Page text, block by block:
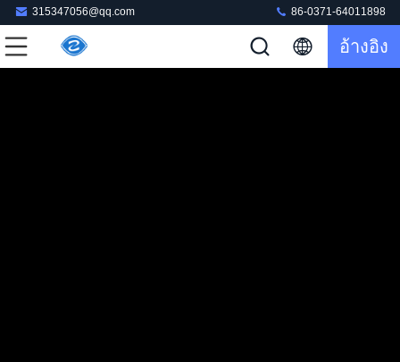
315347056@qq.com 86-0371-64011898
อ้างอิง